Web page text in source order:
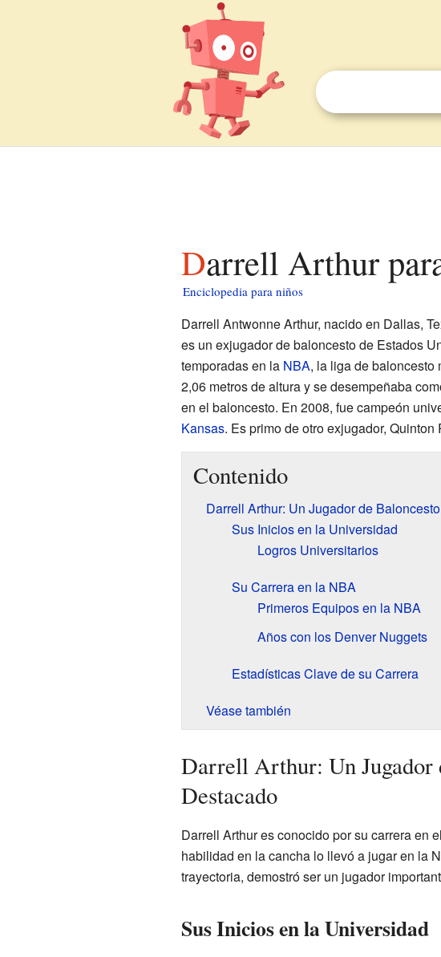
Darrell Arthur
Enciclopedia para niños
Darrell Antwonne Arthur, nacido en Dallas,
es un exjugador de baloncesto de Estados
temporadas en la NBA, la liga de baloncesto
2,06 metros de altura y se desempeñaba
en el baloncesto. En 2008, fue campeón
Kansas. Es primo de otro exjugador, Quinton
Contenido
Darrell Arthur: Un Jugador de
Sus Inicios en la Universidad
Logros Universitarios
Su Carrera en la NBA
Primeros Equipos en la NBA
Años con los Denver Nuggets
Estadísticas Clave de su Carrera
Véase también
Darrell Arthur: Un Jugador
Destacado
Darrell Arthur es conocido por su carrera en
habilidad en la cancha lo llevó a jugar en la
trayectoria, demostró ser un jugador
Sus Inicios en la Universidad